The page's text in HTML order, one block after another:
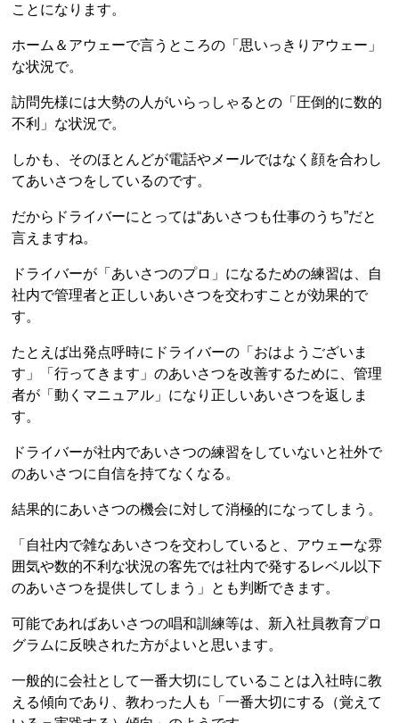
ことになります。
ホーム＆アウェーで言うところの「思いっきりアウェー」
な状況で。
訪問先様には大勢の人がいらっしゃるとの「圧倒的に数的
不利」な状況で。
しかも、そのほとんどが電話やメールではなく顔を合わし
てあいさつをしているのです。
だからドライバーにとっては“あいさつも仕事のうち”だと
言えますね。
ドライバーが「あいさつのプロ」になるための練習は、自
社内で管理者と正しいあいさつを交わすことが効果的で
す。
たとえば出発点呼時にドライバーの「おはようございま
す」「行ってきます」のあいさつを改善するために、管理
者が「動くマニュアル」になり正しいあいさつを返しま
す。
ドライバーが社内であいさつの練習をしていないと社外で
のあいさつに自信を持てなくなる。
結果的にあいさつの機会に対して消極的になってしまう。
「自社内で雑なあいさつを交わしていると、アウェーな雰
囲気や数的不利な状況の客先では社内で発するレベル以下
のあいさつを提供してしまう」とも判断できます。
可能であればあいさつの唱和訓練等は、新入社員教育プロ
グラムに反映された方がよいと思います。
一般的に会社として一番大切にしていることは入社時に教
える傾向であり、教わった人も「一番大切にする（覚えて